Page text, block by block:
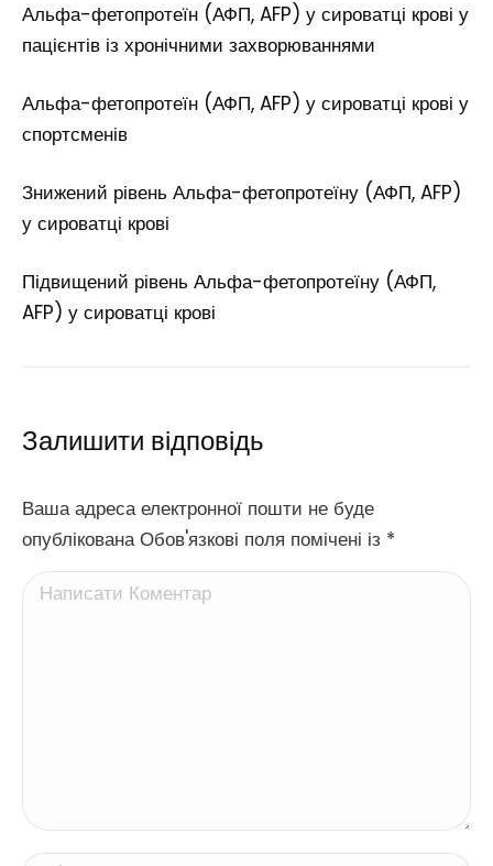
Альфа-фетопротеїн (АФП, AFP) у сироватці крові у
пацієнтів із хронічними захворюваннями
Альфа-фетопротеїн (АФП, AFP) у сироватці крові у
спортсменів
Знижений рівень Альфа-фетопротеїну (АФП, AFP)
у сироватці крові
Підвищений рівень Альфа-фетопротеїну (АФП,
AFP) у сироватці крові
Залишити відповідь
Ваша адреса електронної пошти не буде
опублікована Обов'язкові поля помічені із *
Написати Коментар